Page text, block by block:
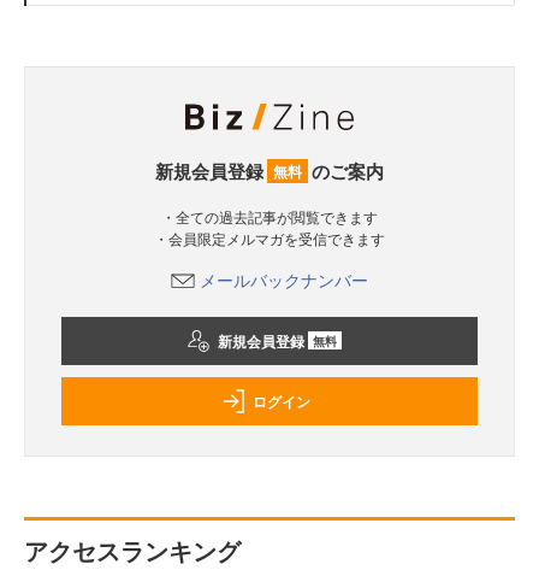
新規会員登録 無料 のご案内
・全ての過去記事が閲覧できます
・会員限定メルマガを受信できます
メールバックナンバー
新規会員登録 無料
ログイン
アクセスランキング